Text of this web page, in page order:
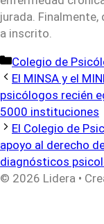
jurada.
a inscrito.
Categorías
Colegio de
El MINSA y el
psicólogos recién
5000 instituciones
El Colegio de
apoyo al derecho
diagnósticos
© 2026 Lidera •